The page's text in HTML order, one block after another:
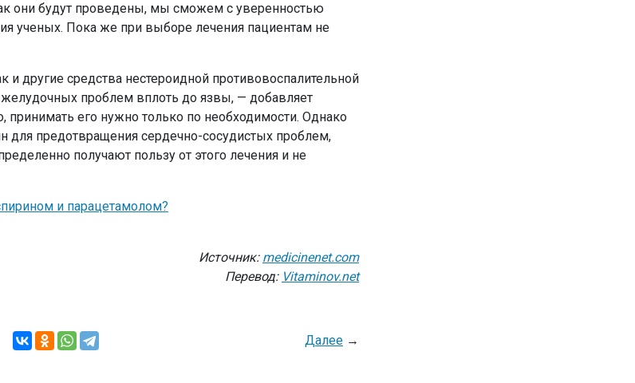
они будут проведены, мы сможем с уверенностью
ученых. Пока же при выборе лечения пациентам не
и другие средства нестероидной противовоспалительной
проблем вплоть до язвы, — добавляет
его нужно только по необходимости. Однако
для предотвращения сердечно-сосудистых проблем,
получают пользу от этого лечения и не
и парацетамолом?
Источник: medicinenet.com
Перевод: Vitaminov.net
Далее→